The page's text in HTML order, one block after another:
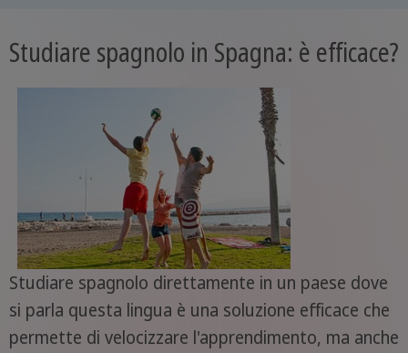
Studiare spagnolo in Spagna: è efficace?
Studiare spagnolo direttamente in un paese dove
si parla questa lingua è una soluzione efficace che
permette di velocizzare l'apprendimento, ma anche